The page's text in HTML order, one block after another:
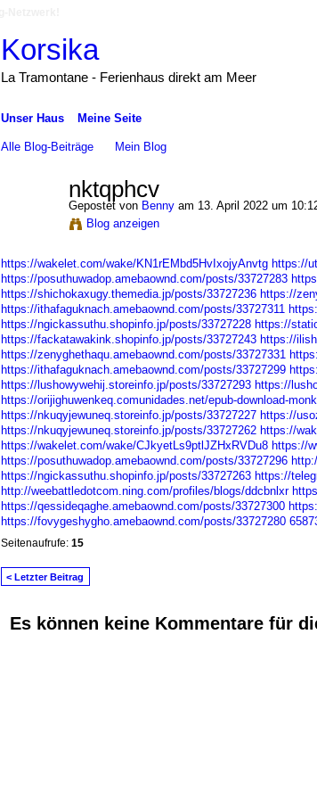
Korsika
La Tramontane - Ferienhaus direkt am Meer
Unser Haus Meine Seite
Alle Blog-Beiträge Mein Blog
nktqphcv
Gepostet von Bennyam 13. April 2022 um
Blog anzeigen
https://wakelet.com/wake/KN1rEMbd5HvIxojyAnvtg https://
https://posuthuwadop.amebaownd.com/posts/33727283
https://shichokaxugy.themedia.jp/posts/33727236 https://
https://ithafaguknach.amebaownd.com/posts/33727311
https://ngickassuthu.shopinfo.jp/posts/33727228 https://
https://fackatawakink.shopinfo.jp/posts/33727243 https://
https://zenyghethaqu.amebaownd.com/posts/33727331
https://ithafaguknach.amebaownd.com/posts/33727299
https://lushowywehij.storeinfo.jp/posts/33727293 https://
https://orijighuwenkeq.comunidades.net/epub-download-
https://nkuqyjewuneq.storeinfo.jp/posts/33727227 https://
https://nkuqyjewuneq.storeinfo.jp/posts/33727262 https://
https://wakelet.com/wake/CJkyetLs9ptlJZHxRVDu8 https://
https://posuthuwadop.amebaownd.com/posts/33727296
https://ngickassuthu.shopinfo.jp/posts/33727263 https://
http://weebattledotcom.ning.com/profiles/blogs/ddcbnlxr
https://qessideqaghe.amebaownd.com/posts/33727300
https://fovygeshygho.amebaownd.com/posts/33727280
Seitenaufrufe: 15
< Letzter Beitrag
Es können keine Kommentare für